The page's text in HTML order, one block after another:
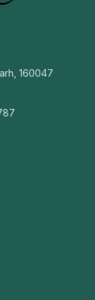
160047